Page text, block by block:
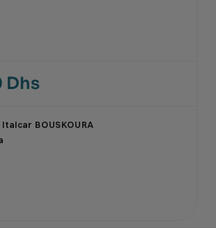
Dhs
Italcar BOUSKOURA